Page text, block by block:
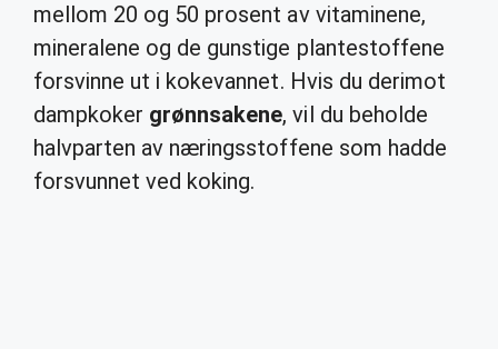
mellom 20 og 50 prosent av vitaminene,
mineralene og de gunstige plantestoffene
forsvinne ut i kokevannet. Hvis du derimot
dampkoker grønnsakene, vil du beholde
halvparten av næringsstoffene som hadde
forsvunnet ved koking.